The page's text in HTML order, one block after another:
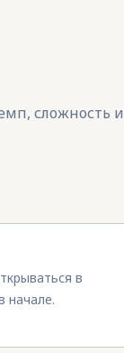
сложность и
в
начале.